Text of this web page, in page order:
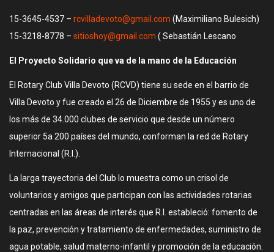
15-3645-4537 – rcvilladevoto@gmail.com (Maximiliano Bulesich)
15-3218-8778 – sitioshoy@gmail.com ( Sebastián Lescano
El Proyecto Solidario que va de la mano de la Educación
El Rotary Club Villa Devoto (RCVD) tiene su sede en el barrio de
Villa Devoto y fue creado el 26 de Diciembre de 1955 y es uno de
los más de 34.000 clubes de servicio que desde un número
superior 5a 200 países del mundo, conforman la red de Rotary
Internacional (R.I.).
La larga trayectoria del Club lo muestra como un crisol de
voluntarios y amigos que participan con las actividades rotarias
centradas en las áreas de interés que R.I. estableció: fomento de
la paz, prevención y tratamiento de enfermedades, suministro de
agua potable, salud materno-infantil y promoción de la educación.